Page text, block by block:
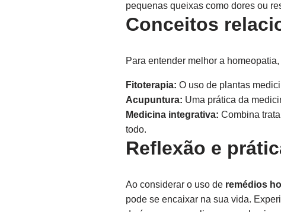
pequenas queixas como dores ou
Conceitos
Para entender melhor a
Fitoterapia: O uso de plantas
Acupuntura: Uma prática da
Medicina integrativa: Combina
todo.
Reflexão e
Ao considerar o uso de remédios
pode se encaixar na sua vida.